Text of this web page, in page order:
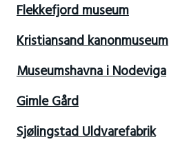
Flekkefjord museum
Kristiansand kanonmuseum
Museumshavna i Nodeviga
Gimle Gård
Sjølingstad Uldvarefabrik